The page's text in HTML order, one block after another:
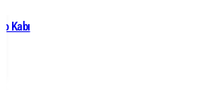
Kabı